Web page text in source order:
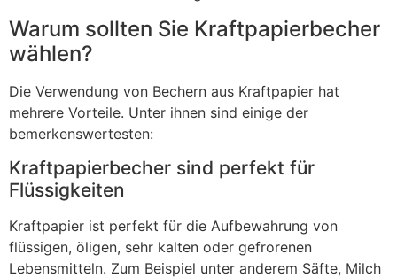
Warum sollten Sie Kraftpapierbecher
wählen?
Die Verwendung von Bechern aus Kraftpapier hat
mehrere Vorteile. Unter ihnen sind einige der
bemerkenswertesten:
Kraftpapierbecher sind perfekt für
Flüssigkeiten
Kraftpapier ist perfekt für die Aufbewahrung von
flüssigen, öligen, sehr kalten oder gefrorenen
Lebensmitteln. Zum Beispiel unter anderem Säfte, Milch